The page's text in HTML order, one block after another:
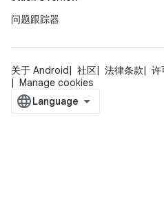
问题跟踪器
关于 Android 社区 法律条款 许
Manage cookies